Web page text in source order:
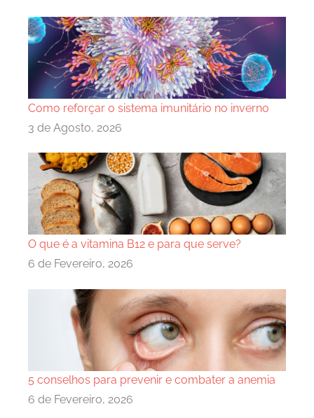
Como reforçar o sistema imunitário no inverno
3 de Agosto, 2026
O que é a vitamina B12 e para que serve?
6 de Fevereiro, 2026
5 conselhos para prevenir e combater a anemia
6 de Fevereiro, 2026